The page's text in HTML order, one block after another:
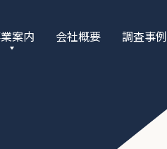
案内 会社概要 調査事例